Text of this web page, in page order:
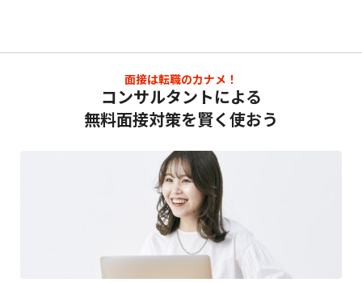
面接は転職のカナメ！
コンサルタントによる
無料面接対策を賢く使おう